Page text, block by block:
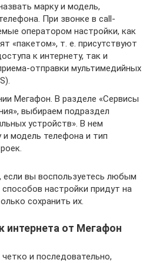
марку и модель,
При звонке в call-
оператором настройки, как
«пакетом», т. е. присутствуют
к интернету, так и
отправки мультимедийных
Мегафон. В разделе «Сервисы
выбираем подраздел
устройств». В нем
модель телефона и тип
если вы воспользуетесь любым
настройки придут на
сохранить их.
интернета от Мегафон
и последовательно,